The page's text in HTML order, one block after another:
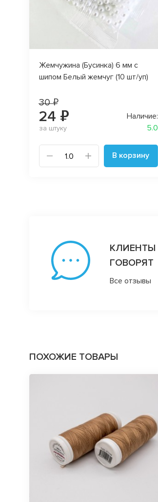
Жемчужина (Бусинка) 6 мм с
шипом Белый жемчуг (10 шт/уп)
30 ₽
24 ₽
за штуку
Наличие:
5.0
В корзину
КЛИЕНТЫ
ГОВОРЯТ
Все отзывы
радует. Я живу в Красноярске.
у вас ткани и посмотреть как
ПОХОЖИЕ ТОВАРЫ